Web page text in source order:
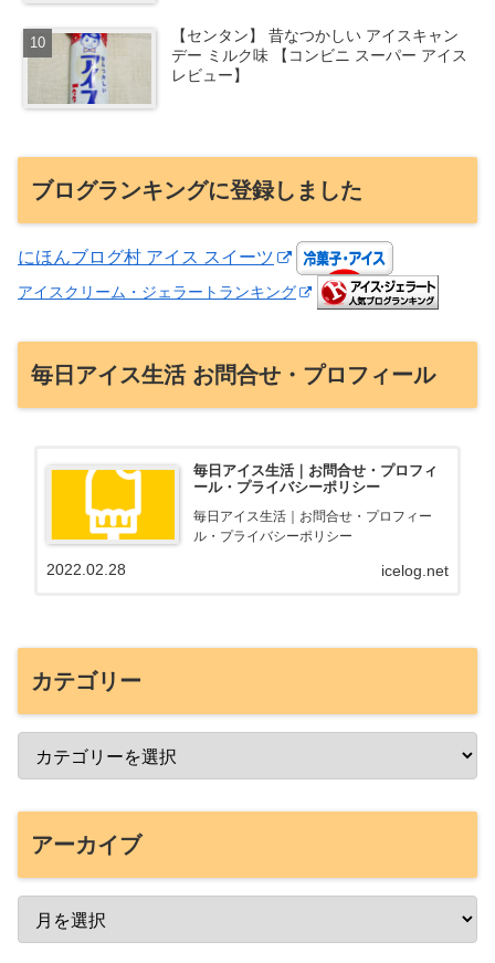
【センタン】 昔なつかしい アイスキャン
デー ミルク味 【コンビニ スーパー アイス
レビュー】
ブログランキングに登録しました
にほんブログ村 アイス スイーツ
アイスクリーム・ジェラートランキング
毎日アイス生活 お問合せ・プロフィール
毎日アイス生活｜お問合せ・プロフィ
ール・プライバシーポリシー
毎日アイス生活｜お問合せ・プロフィー
ル・プライバシーポリシー
icelog.net
2022.02.28
カテゴリー
アーカイブ